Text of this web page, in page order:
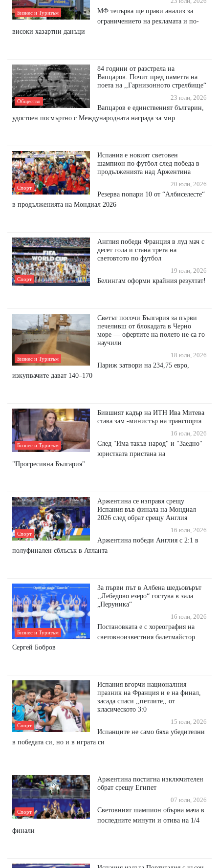
Бизнес и Туризъм
МФ тепърва ще прави анализ за
ограничението на рекламата и по-
високи хазартни данъци
Общество
84 години от разстрела на
Вапцаров: Почит пред паметта на
поета на ,,Гарнизонното стрелбище“
23 юли, 2026
Вапцаров е единственият българин,
удостоен посмъртно с Международната награда за мир
Спорт
Испания е новият световен
шампион по футбол след победа в
продълженията над Аржентина
20 юли, 2026
Резерва попари 10 от “Албиселесте“
в продълженията на Мондиал 2026
Спорт
Англия победи Франция в луд мач с
десет гола и стана трета на
световтото по футбол
19 юли, 2026
Белингам оформи крайния резултат!
Бизнес и Туризъм
Светът посочи България за първи
печеливш от блокадата в Черно
море — офертите на полето не са го
научили
18 юли, 2026
Париж затвори на 234,75 евро,
изкупвачите дават 140–170
Бизнес и Туризъм
Бившият кадър на ИТН Ива Митева
става зам.-министър на транспорта
16 юли, 2026
След "Има такъв народ" и "Заедно"
юристката пристана на
"Прогресивна България"
Спорт
Аржентина се изправя срещу
Испания във финала на Мондиал
2026 след обрат срещу Англия
16 юли, 2026
Аржентина победи Англия с 2:1 в
полуфинален сблъсък в Атланта
Бизнес и Туризъм
За първи път в Албена шедьовърът
,,Лебедово езеро“ гостува в зала
„Перуника“
16 юли, 2026
Постановката е с хореография на
световноизвестния балетмайстор
Сергей Бобров
Спорт
Испания вгорчи националния
празник на Франция и е на финал,
засада спаси ,,петлите,, от
класическото 3:0
15 юли, 2026
Испанците не само бяха убедителни
в победата си, но и в играта си
Спорт
Аржентина постигна изключителен
обрат срещу Египет
07 юли, 2026
Световният шампион обърна мача в
последните минути и отива на 1/4
финали